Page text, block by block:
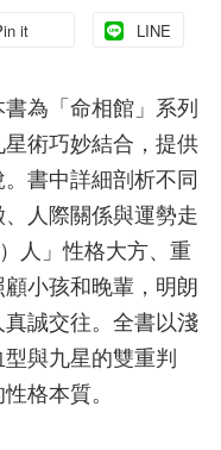
it LINE
為「命相館」系列
術巧妙結合，提供
書中詳細剖析不同
人際關係與運勢走
人」性格大方、重
小孩和晚輩，明朗
誠交往。全書以淺
與九星的雙重判
格本質。